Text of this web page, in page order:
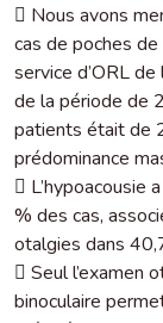
 Nous avons
cas de poches
service d’ORL
de la période de
patients était de
prédominance

% des cas,
otalgies dans
 Seul l’examen
binoculaire